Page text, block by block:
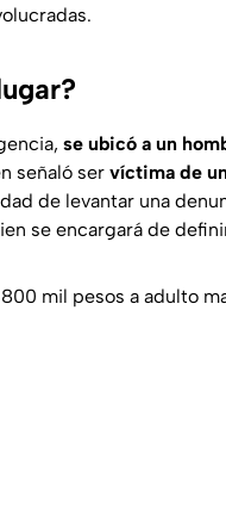
se ubicó a un
señaló ser víctima de
de levantar una
se encargará de
mil pesos a adulto